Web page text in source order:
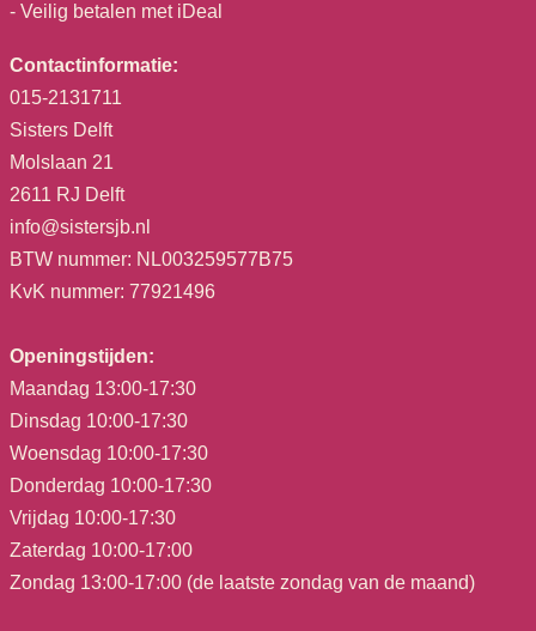
- Veilig betalen met iDeal
Contactinformatie:
015-2131711
Sisters Delft
Molslaan 21
2611 RJ Delft
info@sistersjb.nl
BTW nummer: NL003259577B75
KvK nummer: 77921496
Openingstijden:
Maandag 13:00-17:30
Dinsdag 10:00-17:30
Woensdag 10:00-17:30
Donderdag 10:00-17:30
Vrijdag 10:00-17:30
Zaterdag 10:00-17:00
Zondag 13:00-17:00 (de laatste zondag van de maand)